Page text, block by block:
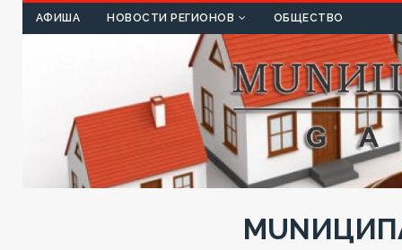
АФИША НОВОСТИ РЕГИОНОВ ОБЩЕСТВО